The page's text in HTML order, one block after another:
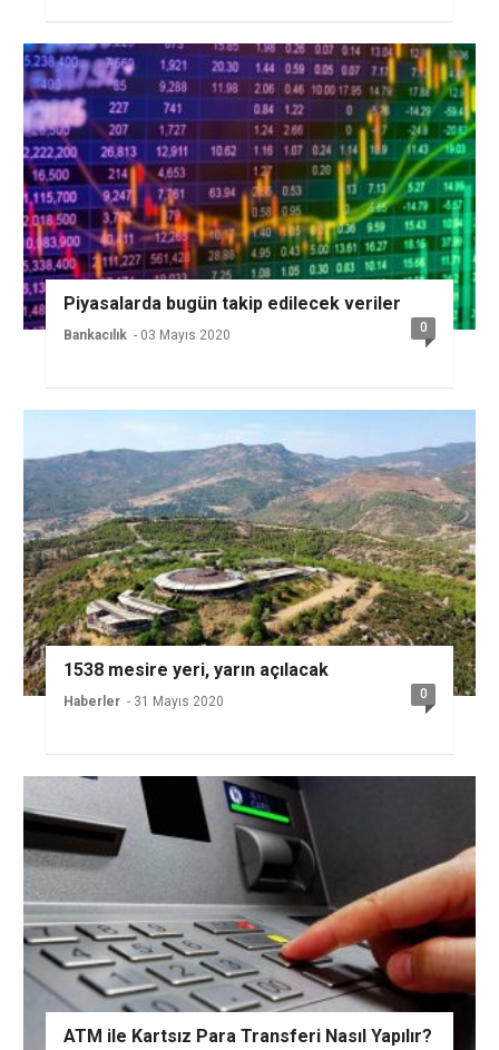
Piyasalarda bugün takip edilecek veriler
Bankacılık - 03 Mayıs 2020 0
1538 mesire yeri, yarın açılacak
Haberler - 31 Mayıs 2020 0
ATM ile Kartsız Para Transferi Nasıl Yapılır?